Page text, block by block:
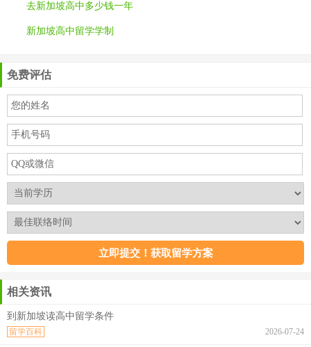
去新加坡高中多少钱一年
新加坡高中留学学制
免费评估
相关资讯
到新加坡读高中留学条件
2026-07-24
留学百科